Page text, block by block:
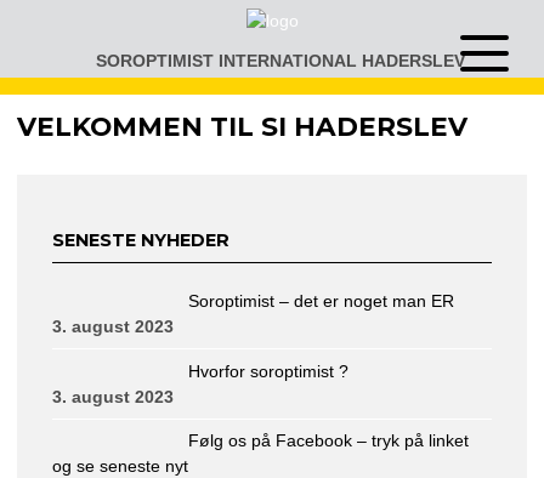
SOROPTIMIST INTERNATIONAL HADERSLEVÅben
eller
luk
menu
VELKOMMEN TIL SI HADERSLEV
SENESTE NYHEDER
Soroptimist – det er noget man ER
3. august 2023
Hvorfor soroptimist ?
3. august 2023
Følg os på Facebook – tryk på linket
og se seneste nyt